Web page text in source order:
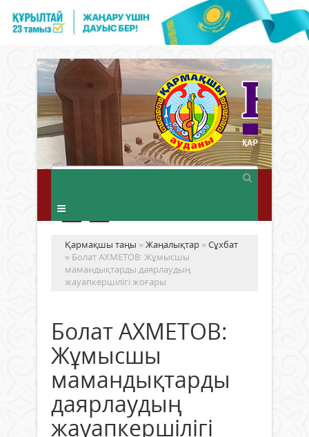
Қармақшы таңы »Жаңалықтар »Сұхбат
» Болат АХМЕТОВ: Жұмысшы
мамандықтарды даярлаудың
жауапкершілігі жоғары
Болат АХМЕТОВ:
Жұмысшы
мамандықтарды
даярлаудың
жауапкершілігі